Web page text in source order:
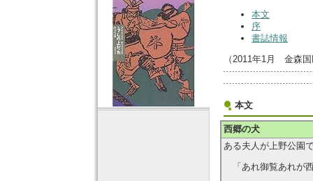
本文
序
書誌情報
（2011年1月 金森
本文
西郷の犬
ある夫人が上野公園
「あれ御覧あれが